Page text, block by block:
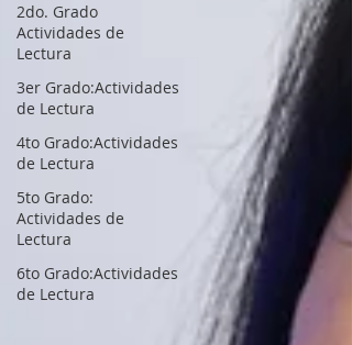
2do. Grado
Actividades de
Lectura
3er Grado:Actividades
de Lectura
4to Grado:Actividades
de Lectura
5to Grado:
Actividades de
Lectura
6to Grado:Actividades
de Lectura